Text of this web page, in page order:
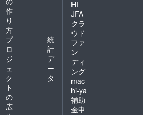
作
り
方
プ
ロ
ジ
ェ
ク
ト
の
広
統
計
デ
ー
タ
HI
JFA
クラ
ウド
ファ
ン
ディ
ング
mac
hi-ya
補助
金申